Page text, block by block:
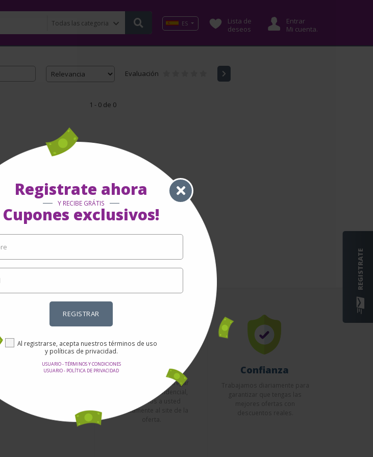
Registrate ahora
Y RECIBE GRÁTIS
Cupones exclusivos!
REGISTRAR
Al registrarse, acepta nuestros términos de uso
y políticas de privacidad.
USUARIO - TÉRMINOS Y CONDICIONES
USUARIO - POLÍTICA DE PRIVACIDAD
REGISTRATE
ES
Lista de
deseos
Entrar
Mi cuenta.
Evaluación
1 - 0 de 0
Precios increibles. Seguridad
No es necesario entregar
ningún dato confidencial,
enviaremos a usted
directamente al site de la
oferta.
Confianza
Trabajamos diariamente para
garantizar que tengas las
mejores ofertas con
descuentos reales.